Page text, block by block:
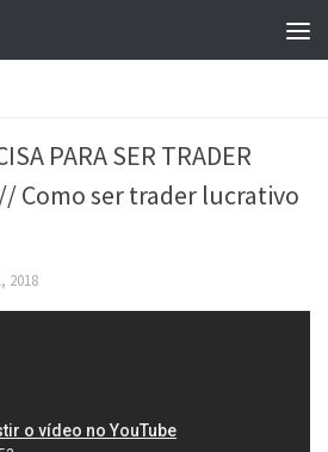
PARA SER TRADER
// Como ser trader lucrativo
2018